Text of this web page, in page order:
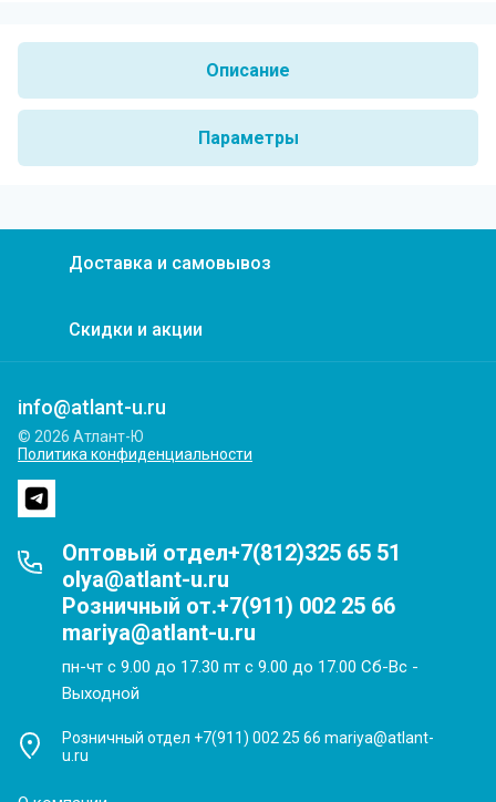
Описание
Параметры
Доставка и самовывоз
Скидки и акции
info@atlant-u.ru
© 2026 Атлант-Ю
Политика конфиденциальности
Оптовый отдел+7(812)325 65 51
olya@atlant-u.ru
Розничный от.+7(911) 002 25 66
mariya@atlant-u.ru
пн-чт с 9.00 до 17.30 пт с 9.00 до 17.00 Сб-Вс -
Выходной
Розничный отдел +7(911) 002 25 66 mariya@atlant-
u.ru